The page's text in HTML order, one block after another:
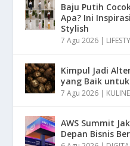
Baju Putih
Apa? Ini
Stylish
7 Agu 2026 |
Kimpul Jadi
yang Baik
7 Agu 2026 |
AWS Summit
Depan Bisnis